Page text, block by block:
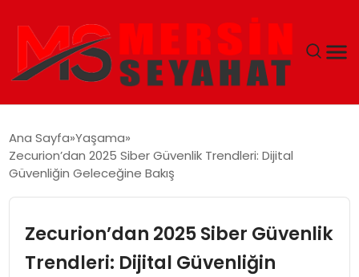
EKONOMI
Ana Sayfa Yaşama
Zecurion’dan 2025 Siber Güvenlik Trendleri: Dijital
Güvenliğin Geleceğine Bakış
Zecurion’dan 2025 Siber Güvenlik
Trendleri: Dijital Güvenliğin